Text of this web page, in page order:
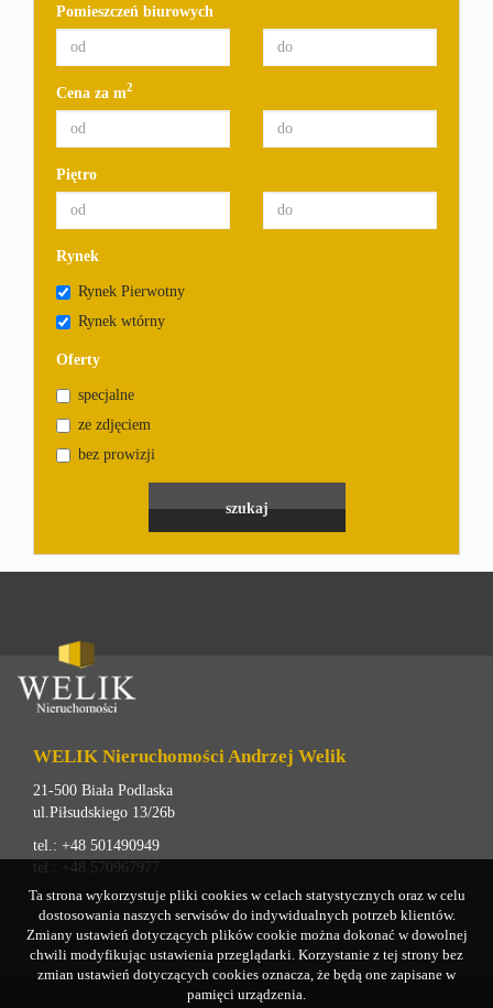
Pomieszczeń biurowych
Cena za m2
Piętro
Rynek
Rynek Pierwotny
Rynek wtórny
Oferty
specjalne
ze zdjęciem
bez prowizji
WELIK Nieruchomości Andrzej Welik
21-500 Biała Podlaska
ul.Piłsudskiego 13/26b
tel.: +48 501490949
tel.: +48 570967977
Ta strona wykorzystuje pliki cookies w celach statystycznych oraz w celu
dostosowania naszych serwisów do indywidualnych potrzeb klientów.
Zmiany ustawień dotyczących plików cookie można dokonać w dowolnej
chwili modyfikując ustawienia przeglądarki. Korzystanie z tej strony bez
zmian ustawień dotyczących cookies oznacza, że będą one zapisane w
pamięci urządzenia.